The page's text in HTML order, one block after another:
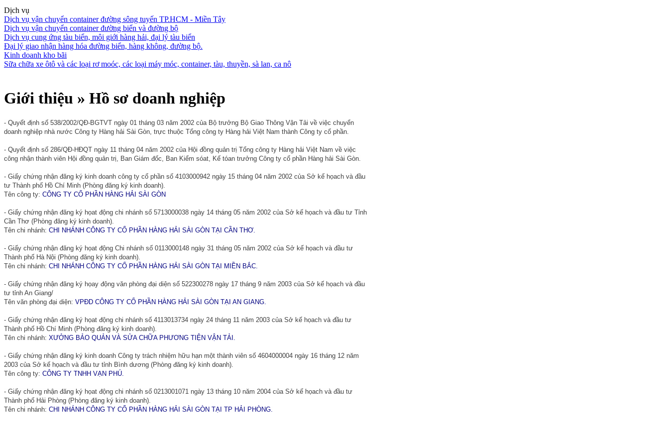
Dịch vụ
Dịch vụ vận chuyển container đường sông tuyến TP.HCM - Miền Tây
Dịch vụ vận chuyển container đường biển và đường bộ
Dịch vụ cung ứng tàu biển, môi giới hàng hải, đại lý tàu biển
Đại lý giao nhận hàng hóa đường biển, hàng không, đường bộ.
Kinh doanh kho bãi
Sữa chữa xe ôtô và các loại rơ moóc, các loại máy móc, container, tàu, thuyền, sà lan, ca nô
Giới thiệu » Hồ sơ doanh nghiệp
- Quyết định số 538/2002/QĐ-BGTVT ngày 01 tháng 03 năm 2002 của Bộ trưởng Bộ Giao Thông Vận Tải về việc chuyển
doanh nghiệp nhà nước Công ty Hàng hải Sài Gòn, trực thuộc Tổng công ty Hàng hải Việt Nam thành Công ty cổ phần.
- Quyết định số 286/QĐ-HĐQT ngày 11 tháng 04 năm 2002 của Hội đồng quản trị Tổng công ty Hàng hải Việt Nam về việc
công nhận thành viên Hội đồng quản trị, Ban Giám đốc, Ban Kiểm sóat, Kế tóan trưởng Công ty cổ phần Hàng hải Sài Gòn.
- Giấy chứng nhận đăng ký kinh doanh công ty cổ phần số 4103000942 ngày 15 tháng 04 năm 2002 của Sở kế họach và đầu
tư Thành phố Hồ Chí Minh (Phòng đăng ký kinh doanh).
Tên công ty: CÔNG TY CỔ PHẦN HÀNG HẢI SÀI GÒN
- Giấy chứng nhận đăng ký họat động chi nhánh số 5713000038 ngày 14 tháng 05 năm 2002 của Sở kế họach và đầu tư Tỉnh
Cần Thơ (Phòng đăng ký kinh doanh).
Tên chi nhánh: CHI NHÁNH CÔNG TY CỔ PHẦN HÀNG HẢI SÀI GÒN TẠI CẦN THƠ.
- Giấy chứng nhận đăng ký họat động Chi nhánh số 0113000148 ngày 31 tháng 05 năm 2002 của Sở kế họach và đầu tư
Thành phố Hà Nội (Phòng đăng ký kinh doanh).
Tên chi nhánh: CHI NHÁNH CÔNG TY CỐ PHẦN HÀNG HẢI SÀI GÒN TẠI MIỀN BẮC.
- Giấy chứng nhận đăng ký họay động văn phòng đại diện số 522300278 ngày 17 tháng 9 năm 2003 của Sở kế họach và đầu
tư tỉnh An Giang/
Tên văn phòng đại diện: VPĐD CÔNG TY CỔ PHẦN HÀNG HẢI SÀI GÒN TẠI AN GIANG.
- Giấy chứng nhận đăng ký họat động chi nhánh số 4113013734 ngày 24 tháng 11 năm 2003 của Sở kế họach và đầu tư
Thành phố Hồ Chí Minh (Phòng đăng ký kinh doanh).
Tên chi nhánh: XƯỞNG BẢO QUẢN VÀ SỬA CHỮA PHƯƠNG TIỆN VẬN TẢI.
- Giấy chứng nhận đăng ký kinh doanh Công ty trách nhiệm hữu hạn một thành viên số 4604000004 ngày 16 tháng 12 năm
2003 của Sở kế họach và đầu tư tỉnh Bình dương (Phòng đăng ký kinh doanh).
Tên công ty: CÔNG TY TNHH VẠN PHÚ.
- Giấy chứng nhận đăng ký họat động chi nhánh số 0213001071 ngày 13 tháng 10 năm 2004 của Sở kế họach và đầu tư
Thành phố Hải Phòng (Phòng đăng ký kinh doanh).
Tên chi nhánh: CHI NHÁNH CÔNG TY CỔ PHẦN HÀNG HẢI SÀI GÒN TẠI TP HẢI PHÒNG.